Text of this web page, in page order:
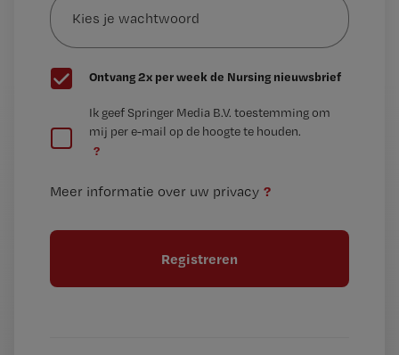
je
wachtwoord
G
e
t
Ontvang 2x per week de Nursing nieuwsbrief
e
t
l
Ik geef Springer Media B.V. toestemming om
mij per e-mail op de hoogte te houden.
?
Meer informatie over uw privacy ?